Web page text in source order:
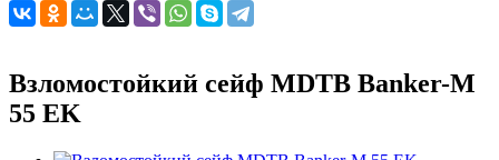
Взломостойкий сейф MDTB Banker-M
55 EK